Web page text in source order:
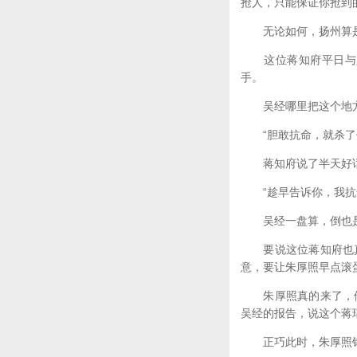
无论如何，扬州算是
这位蒋知府平日与
手。
吴经哪里把这个地
“胆敢抗命，就杀了
蒋知府说了半天好话
“趁早告诉你，我抗
吴经一盘算，倒也是
要说这位蒋知府也真
意，要让朱厚照早点滚
朱厚照真的来了，他
吴经的报告，说这个
正巧此时，朱厚照钓